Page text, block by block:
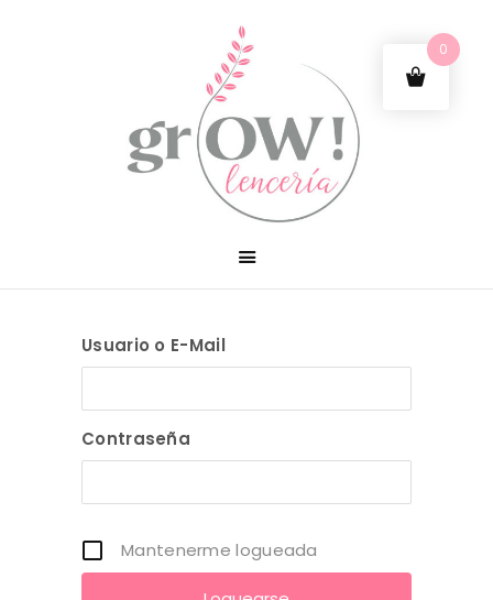
Usuario o E-Mail
Contraseña
Mantenerme logueada
0